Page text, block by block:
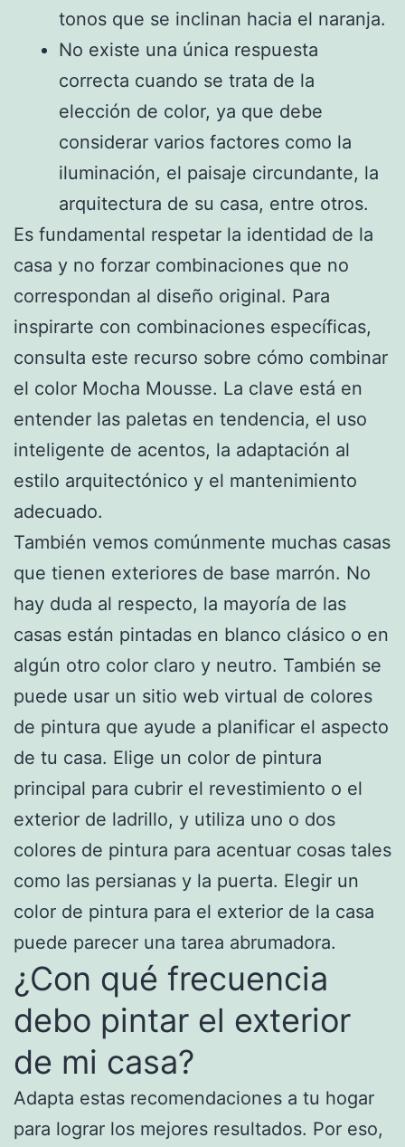
tonos que se inclinan hacia el naranja.
No existe una única respuesta
correcta cuando se trata de la
elección de color, ya que debe
considerar varios factores como la
iluminación, el paisaje circundante, la
arquitectura de su casa, entre otros.
Es fundamental respetar la identidad de la
casa y no forzar combinaciones que no
correspondan al diseño original. Para
inspirarte con combinaciones específicas,
consulta este recurso sobre cómo combinar
el color Mocha Mousse. La clave está en
entender las paletas en tendencia, el uso
inteligente de acentos, la adaptación al
estilo arquitectónico y el mantenimiento
adecuado.
También vemos comúnmente muchas casas
que tienen exteriores de base marrón. No
hay duda al respecto, la mayoría de las
casas están pintadas en blanco clásico o en
algún otro color claro y neutro. También se
puede usar un sitio web virtual de colores
de pintura que ayude a planificar el aspecto
de tu casa. Elige un color de pintura
principal para cubrir el revestimiento o el
exterior de ladrillo, y utiliza uno o dos
colores de pintura para acentuar cosas tales
como las persianas y la puerta. Elegir un
color de pintura para el exterior de la casa
puede parecer una tarea abrumadora.
¿Con qué frecuencia
debo pintar el exterior
de mi casa?
Adapta estas recomendaciones a tu hogar
para lograr los mejores resultados. Por eso,